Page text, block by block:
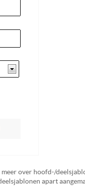
over hoofd-/
apart